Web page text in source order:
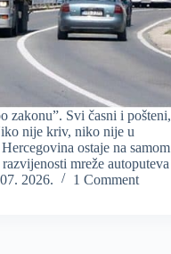
zakonu”. Svi časni i pošteni,
nije kriv, niko nije u
ostaje na samom
mreže autoputeva
2026. 1 Comment